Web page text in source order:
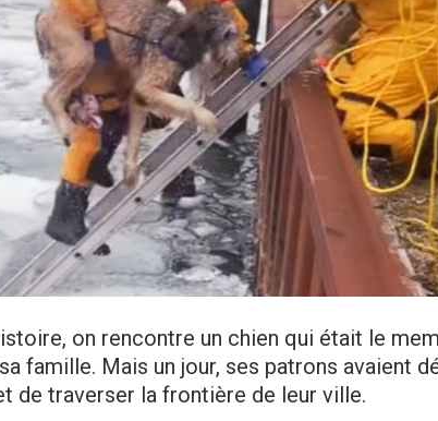
on rencontre un chien qui était le
famille. Mais un jour, ses patrons avaient
de traverser la frontière de leur ville.